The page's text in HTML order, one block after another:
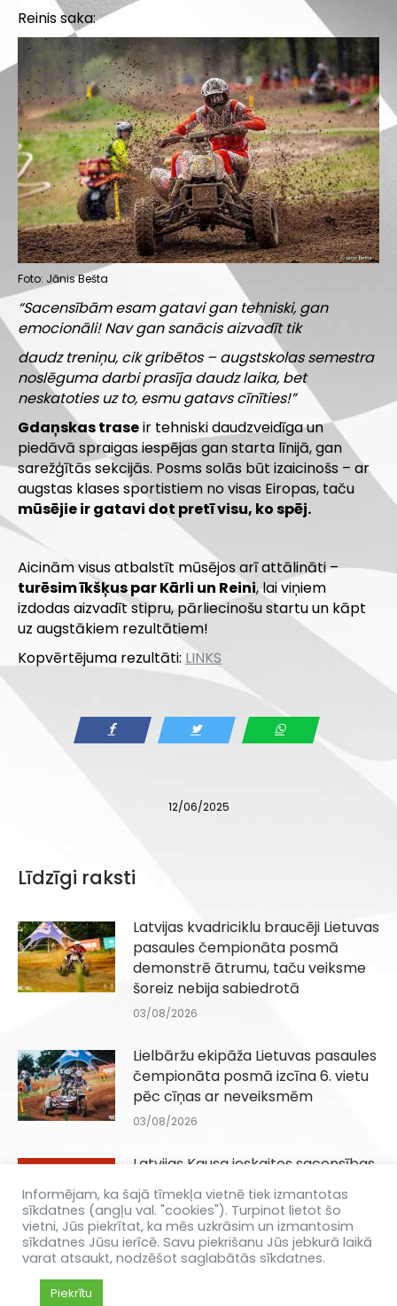
Reinis saka:
Foto: Jānis Bešta
“Sacensībām esam gatavi gan tehniski, gan
emocionāli! Nav gan sanācis aizvadīt tik
daudz treniņu, cik gribētos – augstskolas semestra
noslēguma darbi prasīja daudz laika, bet
neskatoties uz to, esmu gatavs cīnīties!”
Gdaņskas traseir tehniski daudzveidīga un
piedāvā spraigas iespējas gan starta līnijā, gan
sarežģītās sekcijās. Posms solās būt izaicinošs – ar
augstas klases sportistiem no visas Eiropas, taču
mūsējie ir gatavi dot pretī visu, ko spēj.
.
Aicinām visus atbalstīt mūsējos arī attālināti –
turēsim īkšķus par Kārli un Reini, lai viņiem
izdodas aizvadīt stipru, pārliecinošu startu un kāpt
uz augstākiem rezultātiem!
Kopvērtējuma rezultāti: LINKS
12/06/2025
Līdzīgi raksti
Latvijas kvadriciklu braucēji Lietuvas
pasaules čempionāta posmā
demonstrē ātrumu, taču veiksme
šoreiz nebija sabiedrotā
03/08/2026
Lielbāržu ekipāža Lietuvas pasaules
čempionāta posmā izcīna 6. vietu
pēc cīņas ar neveiksmēm
03/08/2026
Latvijas Kausa ieskaites sacensības
Q100, QJuniori un QIesācēji klasēm
Dēliņkalnā 29.08.2026
31/07/2026
Informējam, ka šajā tīmekļa vietnē tiek izmantotas
sīkdatnes (angļu val. "cookies"). Turpinot lietot šo
vietni, Jūs piekrītat, ka mēs uzkrāsim un izmantosim
sīkdatnes Jūsu ierīcē. Savu piekrišanu Jūs jebkurā laikā
varat atsaukt, nodzēšot saglabātās sīkdatnes.
Piekrītu